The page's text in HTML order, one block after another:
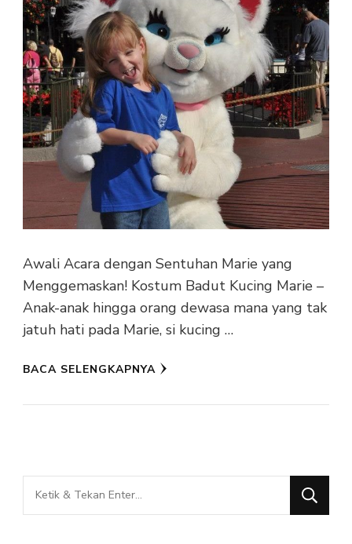
Awali Acara dengan Sentuhan Marie yang
Menggemaskan! Kostum Badut Kucing Marie –
Anak-anak hingga orang dewasa mana yang tak
jatuh hati pada Marie, si kucing …
BACA SELENGKAPNYA
Mencari
Sesuatu?